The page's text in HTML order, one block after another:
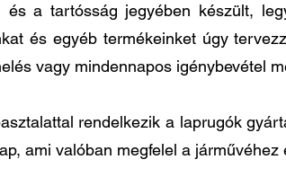
és a tartósság jegyében készült,
és egyéb termékeinket úgy
vagy mindennapos igénybevétel
rendelkezik a laprugók
ami valóban megfelel a járművéhez